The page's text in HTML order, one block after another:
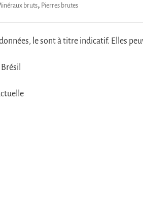
bruts, Pierres brutes
le sont à titre indicatif. Elles